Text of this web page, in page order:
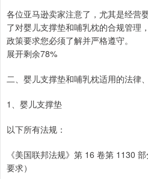
各位亚马逊卖家注意了，尤其是经营
了对婴儿支撑垫和哺乳枕的合规管理
政策要求您必须了解并严格遵守。
展开剩余78%
二、婴儿支撑垫和哺乳枕适用的法律
1、婴儿支撑垫
以下所有法规：
《美国联邦法规》第 16 卷第 1130
要求）